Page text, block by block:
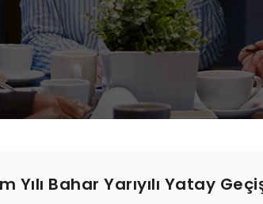
Bahar Yarıyılı Yatay